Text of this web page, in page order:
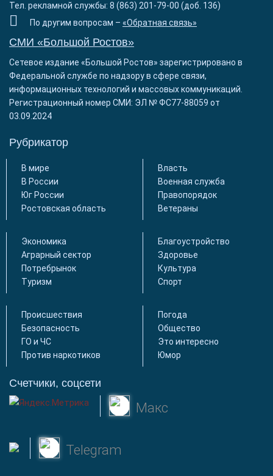
Тел. рекламной службы: 8 (863) 201-79-00 (доб. 136)
По другим вопросам – «Обратная связь»
СМИ «Большой Ростов»
Сетевое издание «Большой Ростов» зарегистрировано в
Федеральной службе по надзору в сфере связи,
информационных технологий и массовых коммуникаций.
Регистрационный номер СМИ: ЭЛ № ФС77-88059 от
03.09.2024
Рубрикатор
В мире
В России
Юг России
Ростовская область
Власть
Военная служба
Правопорядок
Ветераны
Экономика
Аграрный сектор
Потребрынок
Туризм
Благоустройство
Здоровье
Культура
Спорт
Происшествия
Безопасность
ГО и ЧС
Против наркотиков
Погода
Общество
Это интересно
Юмор
Счетчики, соцсети
Макс
Telegram